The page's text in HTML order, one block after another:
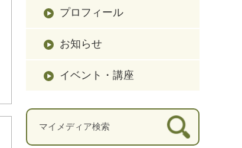
プロフィール
お知らせ
イベント・講座